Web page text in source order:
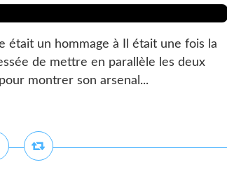
était un hommage à Il était une fois la
de mettre en parallèle les deux
montrer son arsenal...